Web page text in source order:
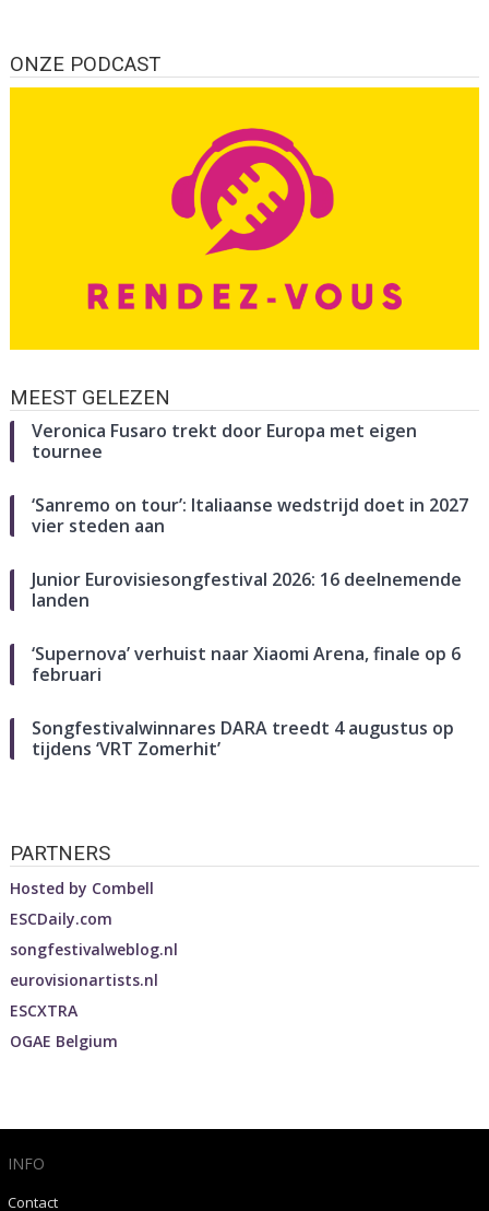
ONZE PODCAST
MEEST GELEZEN
Veronica Fusaro trekt door Europa met eigen
tournee
‘Sanremo on tour’: Italiaanse wedstrijd doet in 2027
vier steden aan
Junior Eurovisiesongfestival 2026: 16 deelnemende
landen
‘Supernova’ verhuist naar Xiaomi Arena, finale op 6
februari
Songfestivalwinnares DARA treedt 4 augustus op
tijdens ‘VRT Zomerhit’
PARTNERS
Hosted by Combell
ESCDaily.com
songfestivalweblog.nl
eurovisionartists.nl
ESCXTRA
OGAE Belgium
INFO
Contact